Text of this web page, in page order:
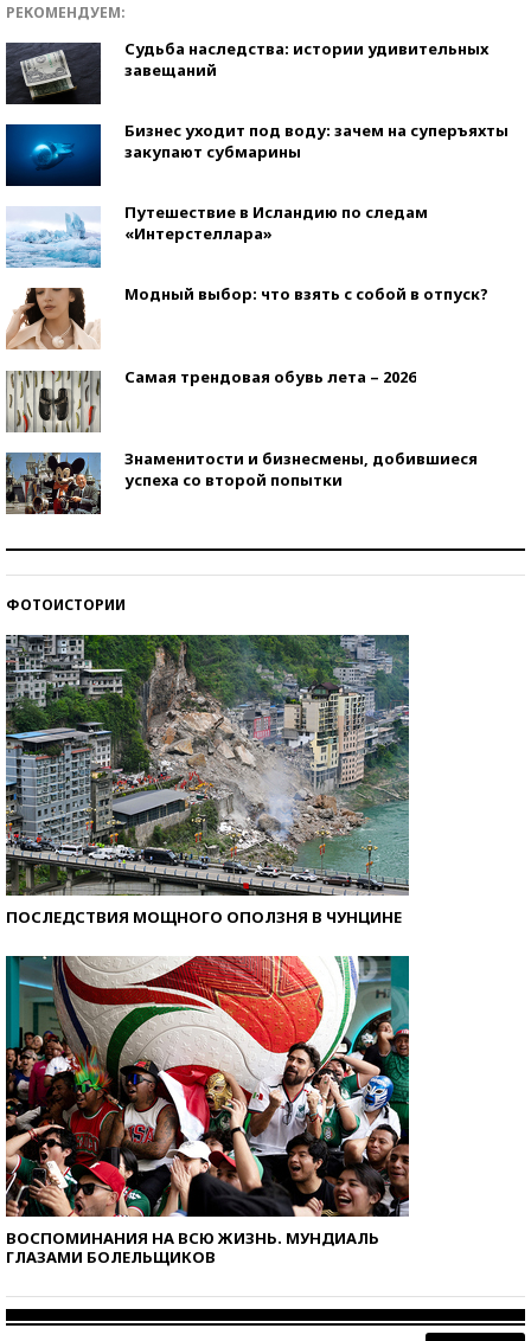
РЕКОМЕНДУЕМ:
Судьба наследства: истории удивительных
завещаний
Бизнес уходит под воду: зачем на суперъяхты
закупают субмарины
Путешествие в Исландию по следам
«Интерстеллара»
Модный выбор: что взять с собой в отпуск?
Самая трендовая обувь лета – 2026
Знаменитости и бизнесмены, добившиеся
успеха со второй попытки
ФОТОИСТОРИИ
ПОСЛЕДСТВИЯ МОЩНОГО ОПОЛЗНЯ В ЧУНЦИНЕ
ВОСПОМИНАНИЯ НА ВСЮ ЖИЗНЬ. МУНДИАЛЬ
ГЛАЗАМИ БОЛЕЛЬЩИКОВ